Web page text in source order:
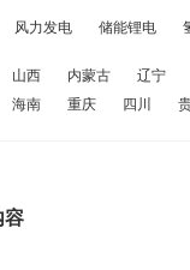
风力发电 储能锂电
山西 内蒙古
辽宁
海南 重庆 四川
容